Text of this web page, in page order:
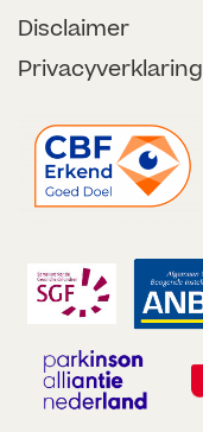
Disclaimer
Privacyverklaring